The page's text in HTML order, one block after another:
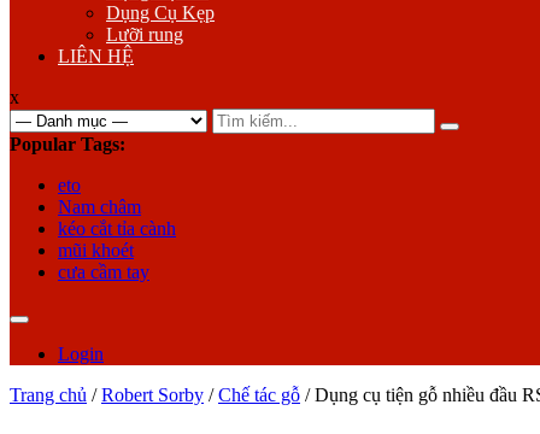
Dụng Cụ Kẹp
Lưỡi rung
LIÊN HỆ
x
Search
for:
Popular Tags:
eto
Nam châm
kéo cắt tỉa cành
mũi khoét
cưa cầm tay
Login
Trang chủ /Robert Sorby /Chế tác gỗ / Dụng cụ tiện gỗ nhiều đầu